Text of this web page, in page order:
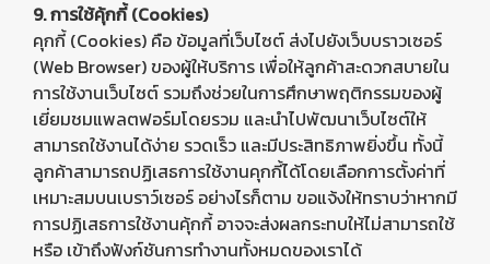
9. การใช้คุ้กกี้ (Cookies)
คุกกี้ (Cookies) คือ ข้อมูลที่เว็บไซต์ ส่งไปยังเว็บบราวเซอร์
(Web Browser) ของผู้ให้บริการ เพื่อให้ลูกค้าสะดวกสบายใน
การใช้งานเว็บไซต์ รวมถึงช่วยในการศึกษาพฤติกรรมของผู้
เยี่ยมชมแพลตฟอร์มโดยรวม และนำไปพัฒนาเว็บไซต์ให้
สามารถใช้งานได้ง่าย รวดเร็ว และมีประสิทธิภาพยิ่งขึ้น ทั้งนี้
ลูกค้าสามารถปฏิเสธการใช้งานคุกกี้ได้โดยเลือกการตั้งค่าที่
เหมาะสมบนเบราว์เซอร์ อย่างไรก็ตาม ขอแจ้งให้ทราบว่าหากมี
การปฏิเสธการใช้งานคุ้กกี้ อาจจะส่งผลกระทบให้ไม่สามารถใช้
หรือ เข้าถึงฟังก์ชันการทำงานทั้งหมดของเราได้